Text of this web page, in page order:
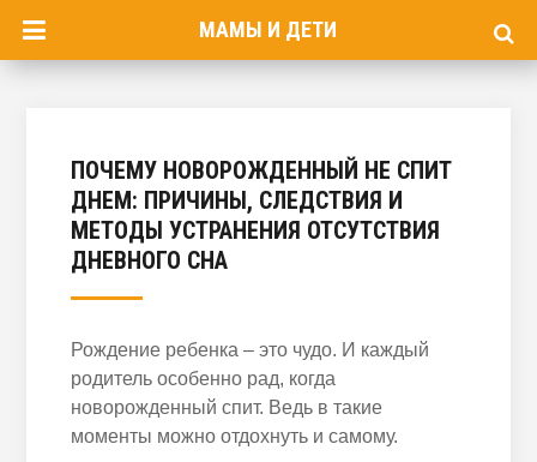
МАМЫ И ДЕТИ
ПОЧЕМУ НОВОРОЖДЕННЫЙ НЕ СПИТ
ДНЕМ: ПРИЧИНЫ, СЛЕДСТВИЯ И
МЕТОДЫ УСТРАНЕНИЯ ОТСУТСТВИЯ
ДНЕВНОГО СНА
Рождение ребенка – это чудо. И каждый
родитель особенно рад, когда
новорожденный спит. Ведь в такие
моменты можно отдохнуть и самому.